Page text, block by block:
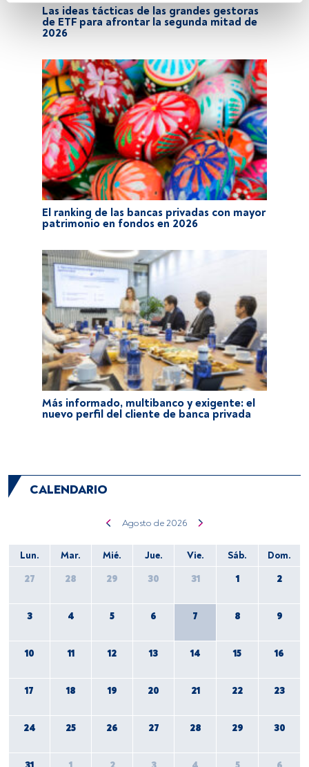
datos para proporcionar:
Utilizar datos de localización geográfica precisa. Analizar
identificación. Almacenar la información en un dispositivo
y/o acceder a ella.
Lista de asociados (proveedores)
Las ideas tácticas de las grandes gestoras
de ETF para afrontar la segunda mitad de
2026
El ranking de las bancas privadas con mayor
patrimonio en fondos en 2026
Más informado, multibanco y exigente: el
nuevo perfil del cliente de banca privada
CALENDARIO
agosto de 2026
Lun. Mar. Mié. Jue. Vie. Sáb.
Dom.
27
28 29 30 31 1 2
3 4 5 6 7 8 9
10 11 12 13 14 15 16
17 18 19 20 21 22 23
24 25 26 27 28 29 30